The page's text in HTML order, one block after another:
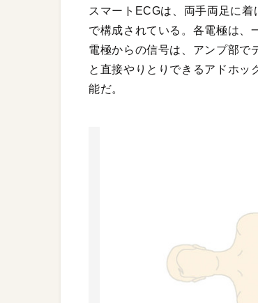
スマートECGは、両手両足に
で構成されている。各電極は、
電極からの信号は、アンプ部
と直接やりとりできるアドホ
能だ。